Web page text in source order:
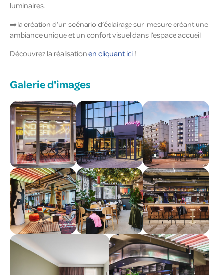
luminaires,
➡️la création d’un scénario d’éclairage sur-mesure créant une
ambiance unique et un confort visuel dans l’espace accueil
Découvrez la réalisation en cliquant ici !
Galerie d'images